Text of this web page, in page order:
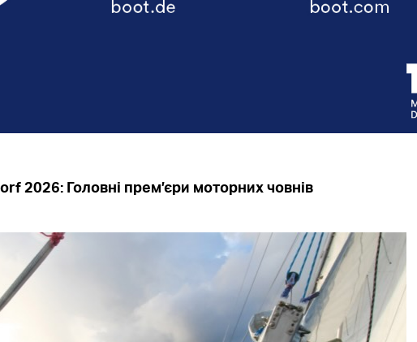
2026: Головні прем’єри моторних човнів